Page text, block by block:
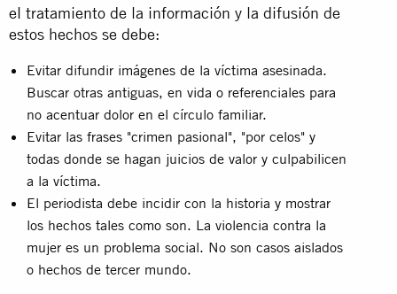
el tratamiento de la información y la difusión de
estos hechos se debe:
Evitar difundir imágenes de la víctima asesinada.
Buscar otras antiguas, en vida o referenciales para
no acentuar dolor en el círculo familiar.
Evitar las frases "crimen pasional", "por celos" y
todas donde se hagan juicios de valor y culpabilicen
a la víctima.
El periodista debe incidir con la historia y mostrar
los hechos tales como son. La violencia contra la
mujer es un problema social. No son casos aislados
o hechos de tercer mundo.